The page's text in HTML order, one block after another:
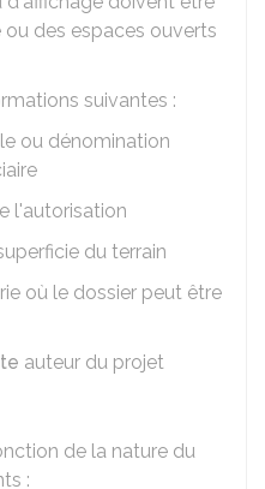
des espaces ouverts
suivantes :
ou dénomination
l'autorisation
du terrain
où le dossier peut être
auteur du projet
de la nature du
: